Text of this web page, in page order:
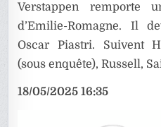
Verstappen remporte
d’Emilie-Romagne. Il
Oscar Piastri. Suivent
(sous enquête), Russell,
18/05/2025 16:35